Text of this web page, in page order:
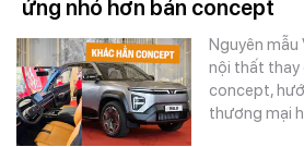
ứng nhỏ hơn bản concept
Nguyên mẫu
nội thất thay
concept,
thương mại